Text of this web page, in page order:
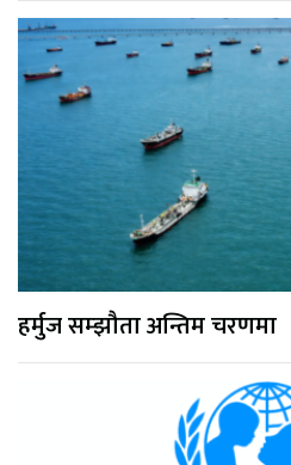
हर्मुज सम्झौता अन्तिम चरणमा